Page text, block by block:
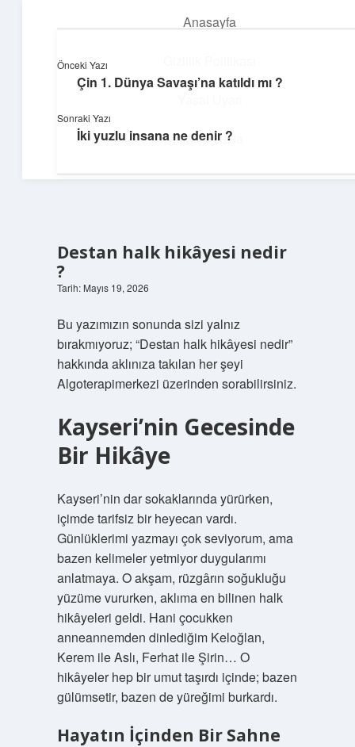
Anasayfa
Hakkımızda
Huzurlu Yaşam Tüyoları
Hayatına ferahlık katan öneriler!
Destan halk hikâyesi nedir
?
Tarih: Mayıs 19, 2026
Bu yazımızın sonunda sizi yalnız
bırakmıyoruz; “Destan halk hikâyesi nedir”
hakkında aklınıza takılan her şeyi
Algoterapimerkezi üzerinden sorabilirsiniz.
Kayseri’nin Gecesinde
Bir Hikâye
Kayseri’nin dar sokaklarında yürürken,
içimde tarifsiz bir heyecan vardı.
Günlüklerimi yazmayı çok seviyorum, ama
bazen kelimeler yetmiyor duygularımı
anlatmaya. O akşam, rüzgârın soğukluğu
yüzüme vururken, aklıma en bilinen halk
hikâyeleri geldi. Hani çocukken
anneannemden dinlediğim Keloğlan,
Kerem ile Aslı, Ferhat ile Şirin… O
hikâyeler hep bir umut taşırdı içinde; bazen
gülümsetir, bazen de yüreğimi burkardı.
Hayatın İçinden Bir Sahne
Önceki Yazı
Çin 1. Dünya Savaşı’na katıldı mı ?
Sonraki Yazı
İki yuzlu insana ne denir ?